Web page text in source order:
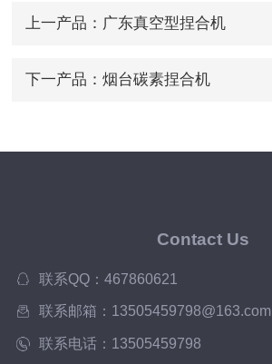
上一产品： 广东真空型捏合机
下一产品： 烟台碳素捏合机
Contact Us
联系QQ：467860621
联系邮箱：13505459798@163.com
联系电话：13505459798